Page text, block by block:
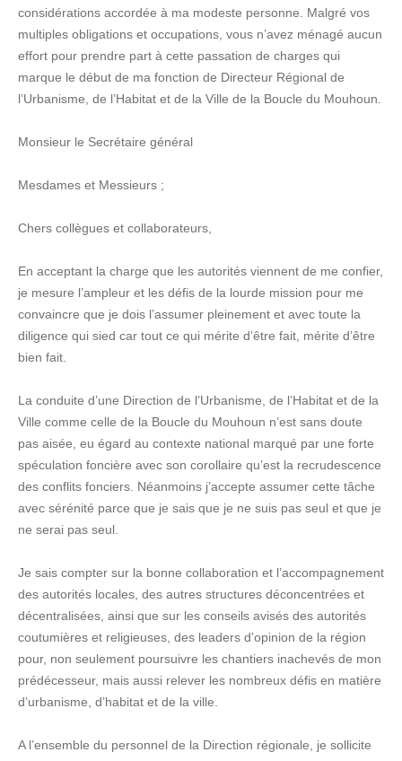
considérations accordée à ma modeste personne. Malgré vos
multiples obligations et occupations, vous n’avez ménagé aucun
effort pour prendre part à cette passation de charges qui
marque le début de ma fonction de Directeur Régional de
l’Urbanisme, de l’Habitat et de la Ville de la Boucle du Mouhoun.
Monsieur le Secrétaire général
Mesdames et Messieurs ;
Chers collègues et collaborateurs,
En acceptant la charge que les autorités viennent de me confier,
je mesure l’ampleur et les défis de la lourde mission pour me
convaincre que je dois l’assumer pleinement et avec toute la
diligence qui sied car tout ce qui mérite d’être fait, mérite d’être
bien fait.
La conduite d’une Direction de l’Urbanisme, de l’Habitat et de la
Ville comme celle de la Boucle du Mouhoun n’est sans doute
pas aisée, eu égard au contexte national marqué par une forte
spéculation foncière avec son corollaire qu’est la recrudescence
des conflits fonciers. Néanmoins j’accepte assumer cette tâche
avec sérénité parce que je sais que je ne suis pas seul et que je
ne serai pas seul.
Je sais compter sur la bonne collaboration et l’accompagnement
des autorités locales, des autres structures déconcentrées et
décentralisées, ainsi que sur les conseils avisés des autorités
coutumières et religieuses, des leaders d’opinion de la région
pour, non seulement poursuivre les chantiers inachevés de mon
prédécesseur, mais aussi relever les nombreux défis en matière
d’urbanisme, d’habitat et de la ville.
A l’ensemble du personnel de la Direction régionale, je sollicite